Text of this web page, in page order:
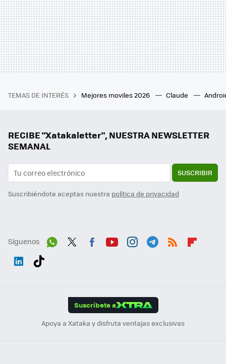
TEMAS DE INTERÉS Mejores moviles 2026 Claude
RECIBE "Xatakaletter", NUESTRA NEWSLETTER
SEMANAL
SUSCRIBIR
Suscribiéndote aceptas nuestra política de privacidad
Síguenos
Suscríbete a
Apoya a Xataka y disfruta ventajas exclusivas